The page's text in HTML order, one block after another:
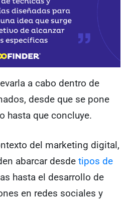
a cabo dentro de
desde que se pone
hasta que concluye.
del marketing digital,
abarcar desde tipos de
hasta el desarrollo de
en redes sociales y